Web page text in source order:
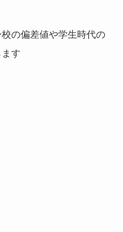
の偏差値や学生時代の
す